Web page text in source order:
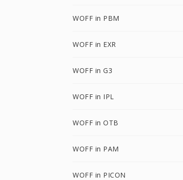
WOFF in PBM
WOFF in EXR
WOFF in G3
WOFF in IPL
WOFF in OTB
WOFF in PAM
WOFF in PICON